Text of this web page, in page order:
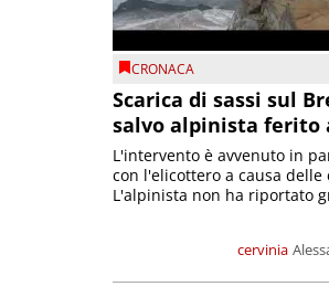
CRONACA
Scarica di sassi sul
salvo alpinista ferito
cervinia
L'intervento è avvenuto in
con l'elicottero a causa delle
L'alpinista non ha riportato